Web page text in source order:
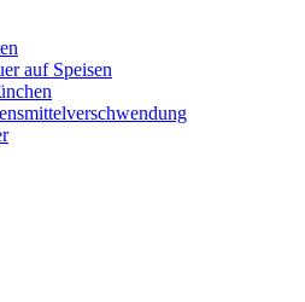
auf Speisen